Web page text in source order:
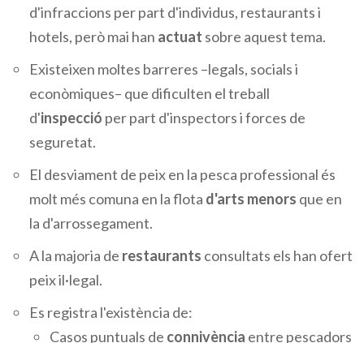
d'infraccions per part d'individus, restaurants i
hotels, però mai han actuat sobre aquest tema.
Existeixen moltes barreres –legals, socials i
econòmiques– que dificulten el treball
d'inspecció per part d'inspectors i forces de
seguretat.
El desviament de peix en la pesca professional és
molt més comuna en la flota d'arts menors que en
la d'arrossegament.
A la majoria de restaurants consultats els han ofert
peix il·legal.
Es registra l'existència de:
Casos puntuals de connivència entre pescadors